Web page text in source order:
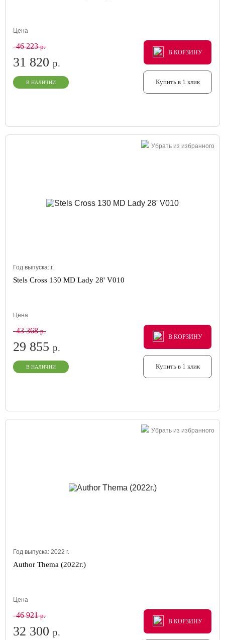
Цена
46 223р.
31 820 р.
В НАЛИЧИИ
В КОРЗИНУ
В КОРЗИНУ
В КОРЗИНУ
Купить в 1 клик
Убрать из избранного
Год выпуска: г.
Stels Cross 130 MD Lady 28' V010
Цена
43 368р.
29 855 р.
В НАЛИЧИИ
В КОРЗИНУ
В КОРЗИНУ
В КОРЗИНУ
Купить в 1 клик
Убрать из избранного
Год выпуска: 2022 г.
Author Thema (2022г.)
Цена
46 921р.
32 300 р.
В КОРЗИНУ
В КОРЗИНУ
В КОРЗИНУ